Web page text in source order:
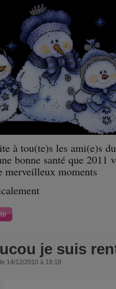
à tou(te)s les ami(e)s
bonne santé que 2011
merveilleux moments
je suis
14/12/2010 à 18:18